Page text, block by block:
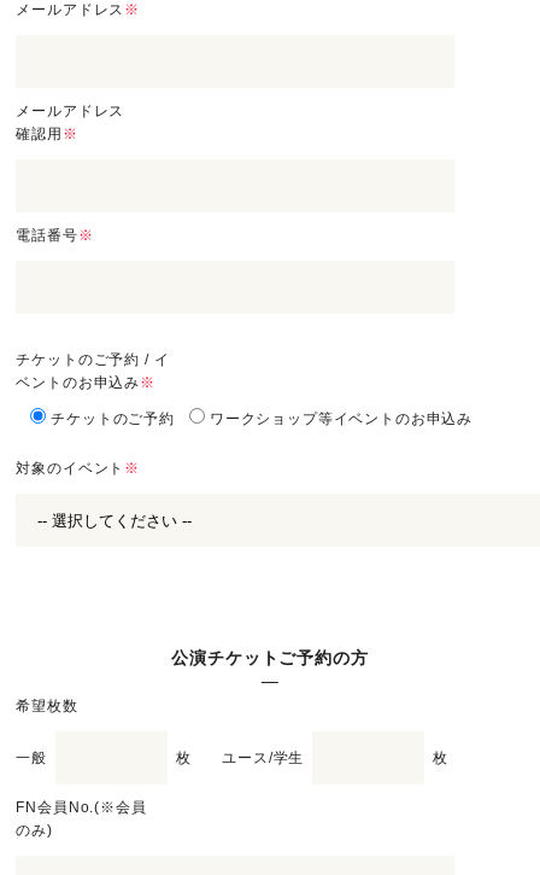
メールアドレス ※
メールアドレス
確認用 ※
電話番号※
チケットのご予約 / イ
ベントのお申込み※
チケットのご予約 ワークショップ等イベントのお申込み
対象のイベント ※
公演チケットご予約の方
希望枚数
一般 枚 ユース/学生 枚
FN会員No.(※会員
のみ)